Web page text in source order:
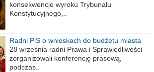
konsekwencje wyroku Trybunału
Konstytucyjnego,..
Radni PiS o wnioskach do budżetu miasta
na 2021 rok
28 września radni Prawa i Sprawiedliwości
zorganizowali konferencję prasową,
podczas..